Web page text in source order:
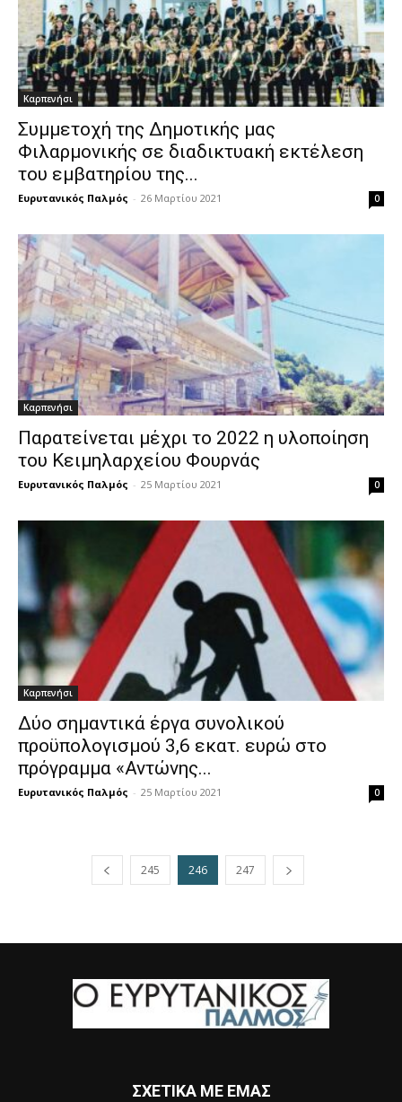
Καρπενήσι
Συμμετοχή της Δημοτικής μας
Φιλαρμονικής σε διαδικτυακή εκτέλεση
του εμβατηρίου της...
Ευρυτανικός Παλμός - 26 Μαρτίου 2021 0
Καρπενήσι
Παρατείνεται μέχρι το 2022 η υλοποίηση
του Κειμηλαρχείου Φουρνάς
Ευρυτανικός Παλμός - 25 Μαρτίου 2021 0
Καρπενήσι
Δύο σημαντικά έργα συνολικού
προϋπολογισμού 3,6 εκατ. ευρώ στο
πρόγραμμα «Αντώνης...
Ευρυτανικός Παλμός - 25 Μαρτίου 2021 0
245 246 247
ΣΧΕΤΙΚΑ ΜΕ ΕΜΑΣ